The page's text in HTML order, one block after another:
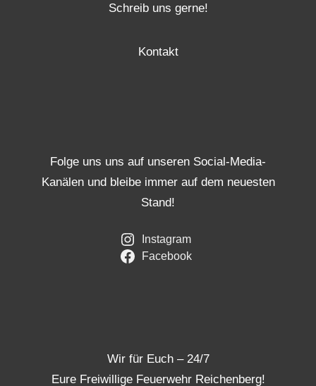
Schreib uns gerne!
Kontakt
Folge uns uns auf unseren Social-Media-
Kanälen und bleibe immer auf dem neuesten
Stand!
Instagram
Facebook
Wir für Euch – 24/7
Eure Freiwillige Feuerwehr Reichenberg!